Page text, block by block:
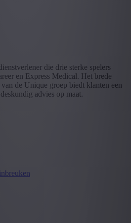
die drie sterke spelers
en Express Medical. Het brede
de Unique groep biedt klanten een
advies op maat.